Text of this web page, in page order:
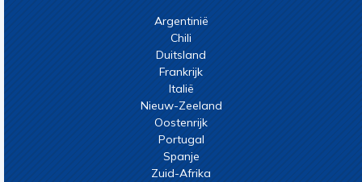
Argentinië
Chili
Duitsland
Frankrijk
Italië
Nieuw-Zeeland
Oostenrijk
Portugal
Spanje
Zuid-Afrika